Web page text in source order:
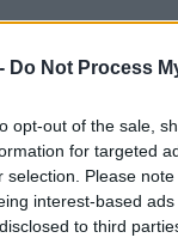
Do Not Process
opt-out of the sale,
for targeted
selection. Please
interest-based
to third
στην
να
καθ’ όλη
και